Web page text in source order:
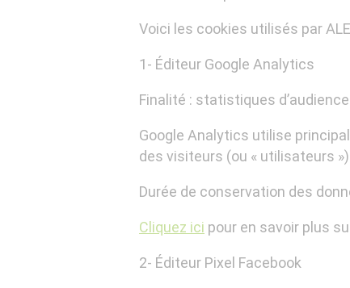
Voici les cookies utilisés par
1- Éditeur Google Analytics
Finalité : statistiques
Google Analytics utilise
des visiteurs (ou « utilisateurs
Durée de conservation des
Cliquez ici pour en savoir plus
2- Éditeur Pixel Facebook